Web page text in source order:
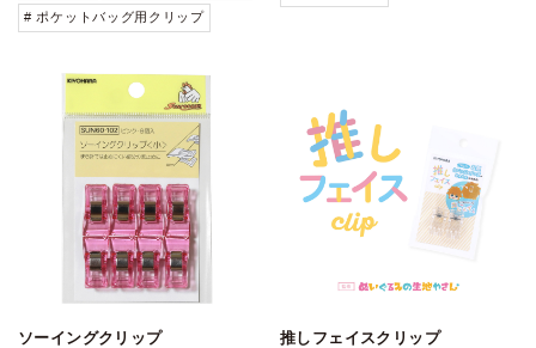
# ポケットバッグ用クリップ
ソーイングクリップ 推しフェイスクリップ